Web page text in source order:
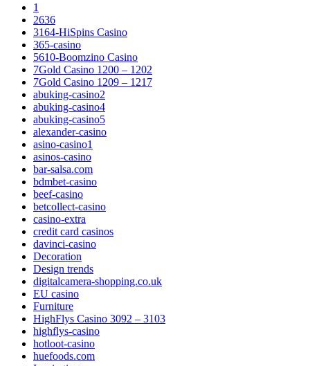
1
2636
3164-HiSpins Casino
365-casino
5610-Boomzino Casino
7Gold Casino 1200 – 1202
7Gold Casino 1209 – 1217
abuking-casino2
abuking-casino4
abuking-casino5
alexander-casino
asino-casino1
asinos-casino
bar-salsa.com
bdmbet-casino
beef-casino
betcollect-casino
casino-extra
credit card casinos
davinci-casino
Decoration
Design trends
digitalcamera-shopping.co.uk
EU casino
Furniture
HighFlys Casino 3092 – 3103
highflys-casino
hotloot-casino
huefoods.com